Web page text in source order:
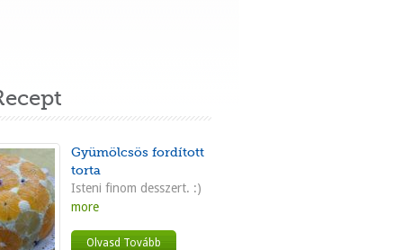
Gyümölcsös fordított
torta
Isteni finom desszert. :)
more
Olvasd Tovább